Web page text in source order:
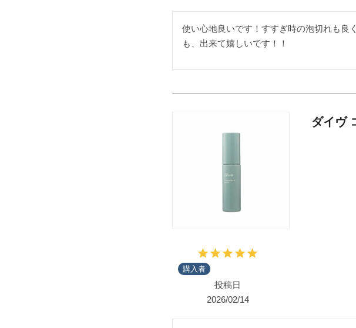
使い心地良いです！すすぎ時の泡切れも良
も、出来て嬉しいです！！
ダイヴ
購入者
投稿日
2026/02/14